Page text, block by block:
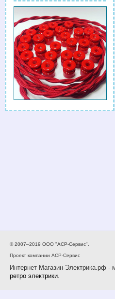
© 2007–2019 ООО "АСР-Сервис".
Проект компании АСР-Сервис
Интернет Магазин-Электрика.рф -
ретро электрики.